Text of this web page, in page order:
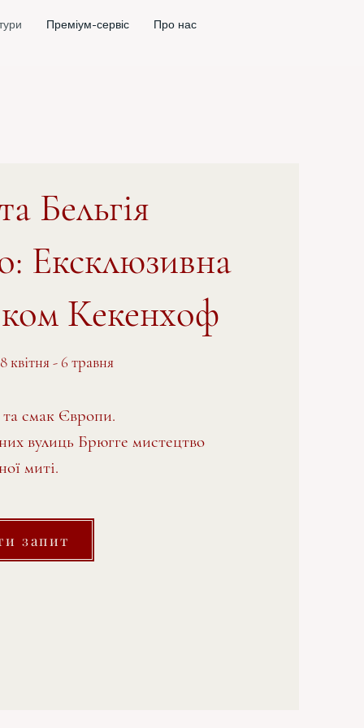
Преміум-сервіс Про нас
Бельгія
Ексклюзивна
Кекенхоф
квітня - 6 травня
та смак Європи.
вулиць Брюгге мистецтво
миті.
запит